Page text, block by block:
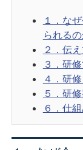
１．な
られる
２．伝
３．研
４．研
５．研
６．仕